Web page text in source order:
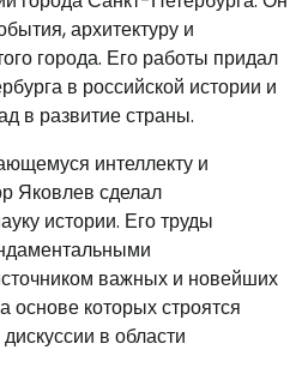
архитектуру и
города. Его работы придал
в российской истории и
в развитие страны.
интеллекту и
Яковлев сделал
истории. Его труды
важных и новейших
основе которых строятся
в области